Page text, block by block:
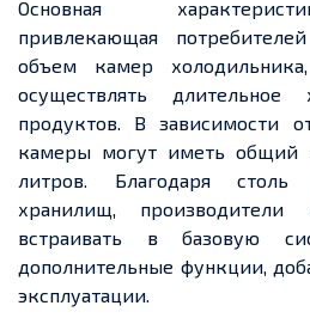
Основная
привлекающая
объем камер
осуществлять длительное
продуктов. В зависимости
камеры могут иметь общий
литров. Благодаря
хранилищ, производители
встраивать в базовую
дополнительные функции,
эксплуатации.